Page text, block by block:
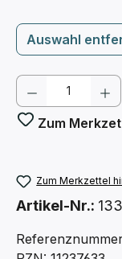
Auswahl
Produkt
Zum
Zum Merkzettel
Artikel-Nr.: